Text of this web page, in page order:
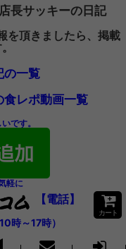
長サッキーの日記
を頂きましたら、掲載
の一覧
レポ動画一覧
です。
軽に
【電話】
時～17時）
カート